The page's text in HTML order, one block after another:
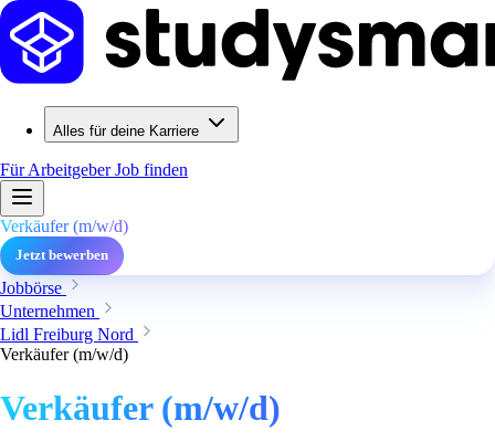
Alles für deine Karriere
Für ArbeitgeberJob finden
Verkäufer (m/w/d)
Jetzt bewerben
Jobbörse
Unternehmen
Lidl Freiburg Nord
Verkäufer (m/w/d)
Verkäufer (m/w/d)